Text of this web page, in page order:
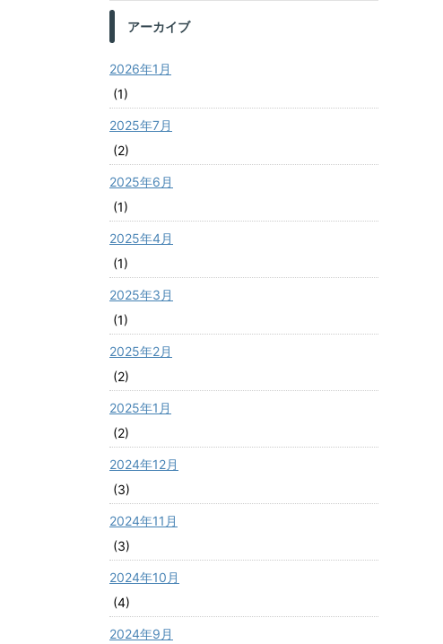
アーカイブ
2026年1月
(1)
2025年7月
(2)
2025年6月
(1)
2025年4月
(1)
2025年3月
(1)
2025年2月
(2)
2025年1月
(2)
2024年12月
(3)
2024年11月
(3)
2024年10月
(4)
2024年9月